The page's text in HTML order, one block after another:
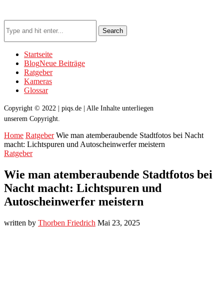
Search
Startseite
BlogNeue Beiträge
Ratgeber
Kameras
Glossar
Copyright © 2022 | piqs.de | Alle Inhalte unterliegen
unserem Copyright.
Home Ratgeber Wie man atemberaubende Stadtfotos bei Nacht
macht: Lichtspuren und Autoscheinwerfer meistern
Ratgeber
Wie man atemberaubende Stadtfotos bei
Nacht macht: Lichtspuren und
Autoscheinwerfer meistern
written by Thorben Friedrich Mai 23, 2025